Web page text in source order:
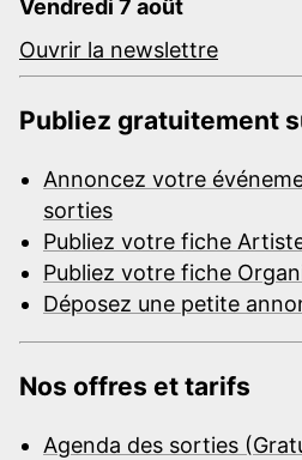
Vendredi 7 août
Ouvrir la newslettre
Publiez gratuitement
Annoncez votre
sorties
Publiez votre fiche
Publiez votre fiche
Déposez une petite
Nos offres et tarifs
Agenda des sorties